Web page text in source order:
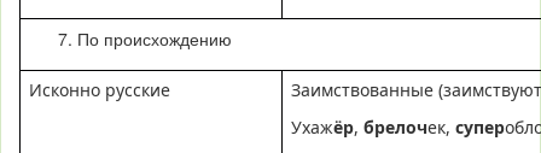
По происхождению
Исконно русские
Заимствованные
Ухажёр, брелочек, супер